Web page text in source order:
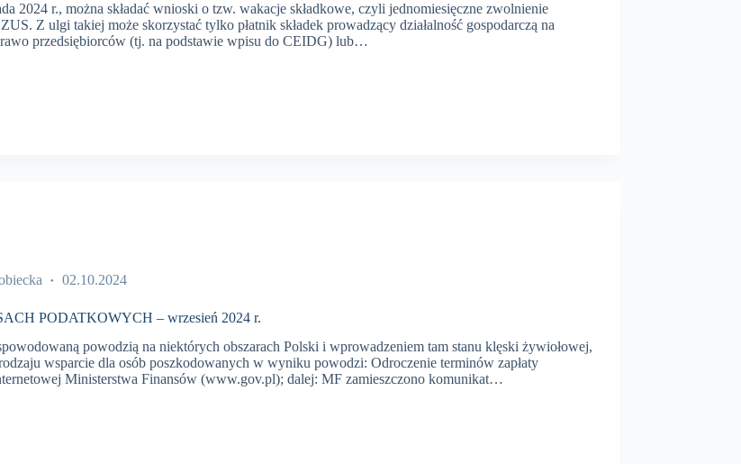
2024 r., można składać wnioski o tzw. wakacje składkowe, czyli jednomiesięczne zwolnienie
ZUS. Z ulgi takiej może skorzystać tylko płatnik składek prowadzący działalność gospodarczą na
przedsiębiorców (tj. na podstawie wpisu do CEIDG) lub…
02.10.2024
PODATKOWYCH – wrzesień 2024 r.
powodzią na niektórych obszarach Polski i wprowadzeniem tam stanu klęski żywiołowej,
wsparcie dla osób poszkodowanych w wyniku powodzi: Odroczenie terminów zapłaty
Ministerstwa Finansów (www.gov.pl); dalej: MF zamieszczono komunikat…